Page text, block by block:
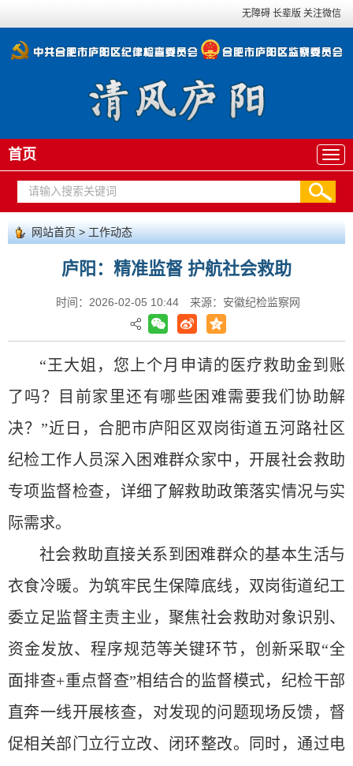
无障碍 长辈版 关注微信
首页
网站首页>工作动态
庐阳：精准监督 护航社会救助
时间：2026-02-05 10:44 来源：安徽纪检监察网
“王大姐，您上个月申请的医疗救助金到账
了吗？目前家里还有哪些困难需要我们协助解
决？”近日，合肥市庐阳区双岗街道五河路社区
纪检工作人员深入困难群众家中，开展社会救助
专项监督检查，详细了解救助政策落实情况与实
际需求。
社会救助直接关系到困难群众的基本生活与
衣食冷暖。为筑牢民生保障底线，双岗街道纪工
委立足监督主责主业，聚焦社会救助对象识别、
资金发放、程序规范等关键环节，创新采取“全
面排查+重点督查”相结合的监督模式，纪检干部
直奔一线开展核查，对发现的问题现场反馈，督
促相关部门立行立改、闭环整改。同时，通过电